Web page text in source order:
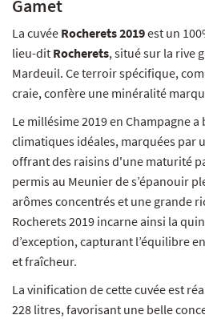
Gamet
La cuvée Rocherets 2019est un
lieu-dit Rocherets, situé sur la rive
Mardeuil. Ce terroir spécifique,
craie, confère une minéralité
Le millésime 2019 en Champagne
climatiques idéales, marquées par
offrant des raisins d'une maturité
permis au Meunier de s’épanouir
arômes concentrés et une grande
Rocherets 2019 incarne ainsi la
d’exception, capturant l’équilibre
et fraîcheur.
La vinification de cette cuvée est
228 litres, favorisant une belle